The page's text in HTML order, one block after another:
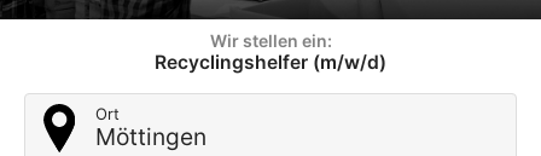
Wir stellen ein:
Recyclingshelfer (m/w/d)
Ort
Möttingen